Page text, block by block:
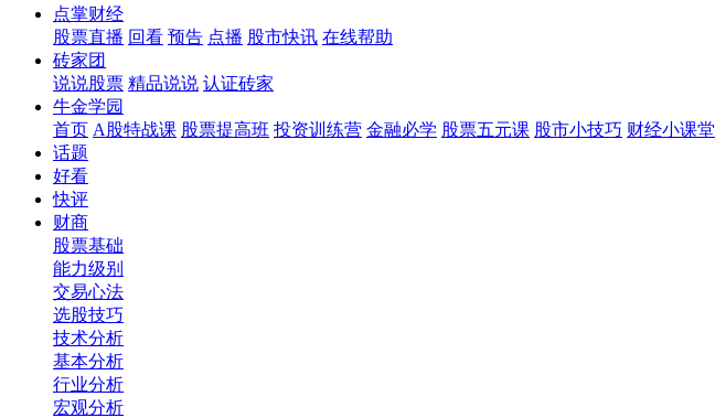
点掌财经
股票直播 回看 预告 点播 股市快讯 在线帮助
砖家团
说说股票 精品说说 认证砖家
牛金学园
首页 A股特战课 股票提高班 投资训练营 金融必学 股票五元课 股市小技巧 财经小课堂
话题
好看
快评
财商
股票基础
能力级别
交易心法
选股技巧
技术分析
基本分析
行业分析
宏观分析